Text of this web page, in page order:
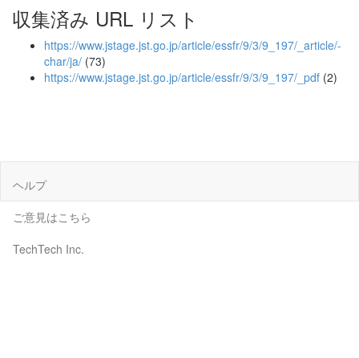
収集済み URL リスト
https://www.jstage.jst.go.jp/article/essfr/9/3/9_197/_article/-
char/ja/ (73)
https://www.jstage.jst.go.jp/article/essfr/9/3/9_197/_pdf (2)
ヘルプ
ご意見はこちら
TechTech Inc.